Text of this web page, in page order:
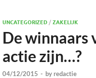
UNCATEGORIZED/ZAKELIJK
De winnaars
actie zijn…?
04/12/2015 - by redactie